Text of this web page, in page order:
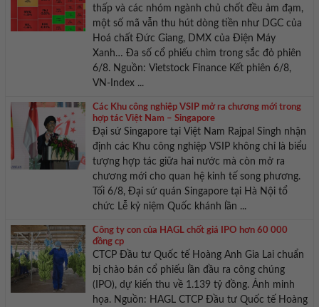
thấp và các nhóm ngành chủ chốt đều ảm đạm,
một số mã vẫn thu hút dòng tiền như DGC của
Hoá chất Đức Giang, DMX của Điện Máy
Xanh… Đa số cổ phiếu chìm trong sắc đỏ phiên
6/8. Nguồn: Vietstock Finance Kết phiên 6/8,
VN-Index ...
Các Khu công nghiệp VSIP mở ra chương mới trong
hợp tác Việt Nam – Singapore
Đại sứ Singapore tại Việt Nam Rajpal Singh nhận
định các Khu công nghiệp VSIP không chỉ là biểu
tượng hợp tác giữa hai nước mà còn mở ra
chương mới cho quan hệ kinh tế song phương.
Tối 6/8, Đại sứ quán Singapore tại Hà Nội tổ
chức Lễ kỷ niệm Quốc khánh lần ...
Công ty con của HAGL chốt giá IPO hơn 60 000
đồng cp
CTCP Đầu tư Quốc tế Hoàng Anh Gia Lai chuẩn
bị chào bán cổ phiếu lần đầu ra công chúng
(IPO), dự kiến thu về 1.139 tỷ đồng. Ảnh minh
họa. Nguồn: HAGL CTCP Đầu tư Quốc tế Hoàng